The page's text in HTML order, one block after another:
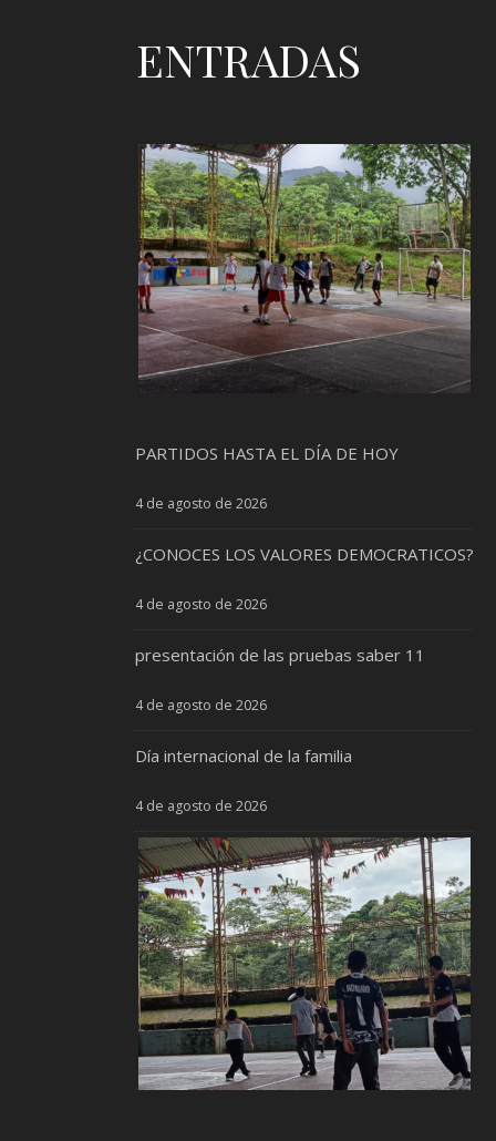
ENTRADAS
PARTIDOS HASTA EL DÍA DE HOY
4 de agosto de 2026
¿CONOCES LOS VALORES DEMOCRATICOS?
4 de agosto de 2026
presentación de las pruebas saber 11
4 de agosto de 2026
Día internacional de la familia
4 de agosto de 2026